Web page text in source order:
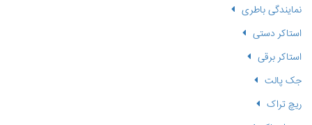
نمایندگی باطری
استاکر دستی
استاکر برقی
جک پالت
ریچ تراک